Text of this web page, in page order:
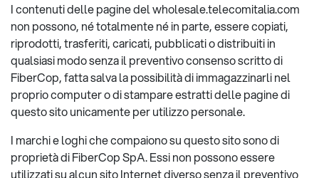
I contenuti delle pagine del wholesale.telecomitalia.com
non possono, né totalmente né in parte, essere copiati,
riprodotti, trasferiti, caricati, pubblicati o distribuiti in
qualsiasi modo senza il preventivo consenso scritto di
FiberCop, fatta salva la possibilità di immagazzinarli nel
proprio computer o di stampare estratti delle pagine di
questo sito unicamente per utilizzo personale.
I marchi e loghi che compaiono su questo sito sono di
proprietà di FiberCop SpA. Essi non possono essere
utilizzati su alcun sito Internet diverso senza il preventivo